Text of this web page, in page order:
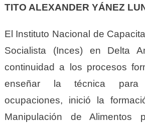
TITO ALEXANDER YÁNEZ
El Instituto Nacional de
Socialista (Inces) en Delta
continuidad a los procesos
enseñar la técnica para
ocupaciones, inició la
Manipulación de